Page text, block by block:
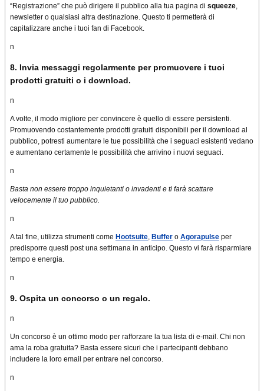
“Registrazione” che può dirigere il pubblico alla tua pagina di squeeze,
newsletter o qualsiasi altra destinazione. Questo ti permetterà di
capitalizzare anche i tuoi fan di Facebook.
n
8. Invia messaggi regolarmente per promuovere i tuoi
prodotti gratuiti o i download.
n
A volte, il modo migliore per convincere è quello di essere persistenti.
Promuovendo costantemente prodotti gratuiti disponibili per il download al
pubblico, potresti aumentare le tue possibilità che i seguaci esistenti vedano
e aumentano certamente le possibilità che arrivino i nuovi seguaci.
n
Basta non essere troppo inquietanti o invadenti e ti farà scattare
velocemente il tuo pubblico.
n
A tal fine, utilizza strumenti come Hootsuite, Buffer o Agorapulse per
predisporre questi post una settimana in anticipo. Questo vi farà risparmiare
tempo e energia.
n
9. Ospita un concorso o un regalo.
n
Un concorso è un ottimo modo per rafforzare la tua lista di e-mail. Chi non
ama la roba gratuita? Basta essere sicuri che i partecipanti debbano
includere la loro email per entrare nel concorso.
n